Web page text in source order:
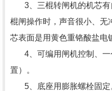
3、三棍转闸机的机芯
棍闸操作时，声音很小、无
芯表面是用黄色重铬酸盐电
4、可编用闸机控制、
置）。
5、底座用膨胀螺栓固定